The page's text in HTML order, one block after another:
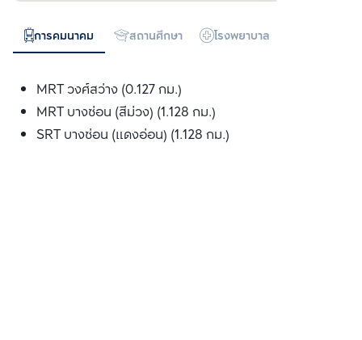
การคมนาคม สถานศึกษา โรงพยาบาล
MRT วงศ์สว่าง (0.127 กม.)
MRT บางซ่อน (สีม่วง) (1.128 กม.)
SRT บางซ่อน (แดงอ่อน) (1.128 กม.)